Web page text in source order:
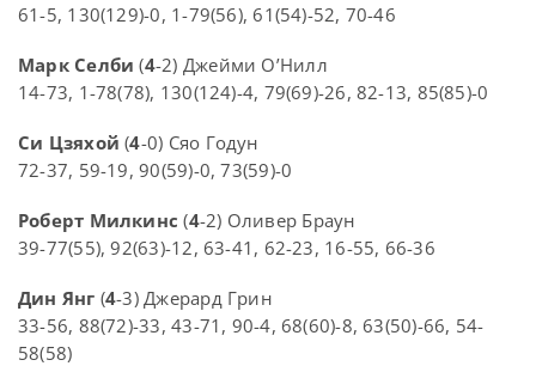
61-5, 130(129)-0, 1-79(56), 61(54)-52, 70-46
Марк Селби (4-2) Джейми О’Нилл
14-73, 1-78(78), 130(124)-4, 79(69)-26, 82-13, 85(85)-0
Си Цзяхой (4-0) Сяо Годун
72-37, 59-19, 90(59)-0, 73(59)-0
Роберт Милкинс (4-2) Оливер Браун
39-77(55), 92(63)-12, 63-41, 62-23, 16-55, 66-36
Дин Янг (4-3) Джерард Грин
33-56, 88(72)-33, 43-71, 90-4, 68(60)-8, 63(50)-66, 54-
58(58)